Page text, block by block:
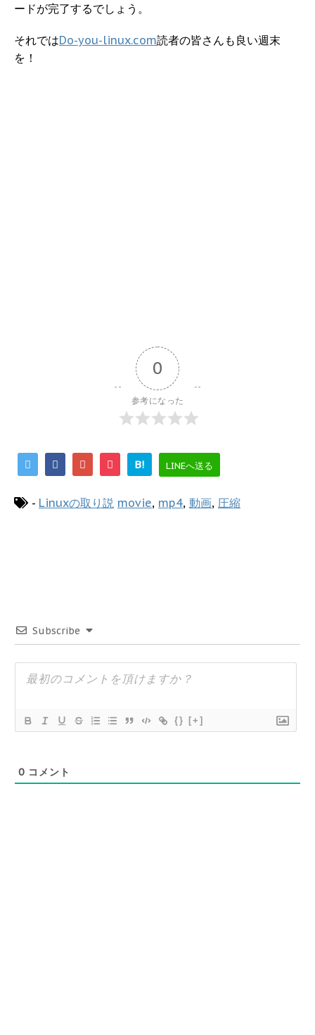
ードが完了するでしょう。
それではDo-you-linux.com読者の皆さんも良い週末
を！
0
参考になった
B! LINEへ送る
- Linuxの取り説 movie, mp4, 動画, 圧縮
Subscribe
{} [+]
0 コメント